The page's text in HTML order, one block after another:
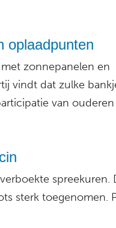
oplaadpunten
met zonnepanelen en
vindt dat zulke
van
spreekuren.
sterk toegenomen.